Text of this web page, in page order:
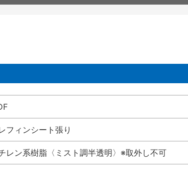
フィンシート張り
レン系樹脂〈ミスト調半透明〉※取外し不可